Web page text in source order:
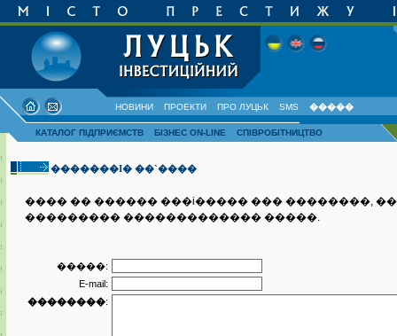
НОВИНИ ПРОЕКТИ ПРО ЛУЦЬК SMS �����
КАТАЛОГ ПІДПРИЄМСТВ БІЗНЕС ON-LINE СПІВРОБІТНИЦТВО
�������I� ��`����
���� �� ������ ���i����� ��� ��������,
��������� ������������� �����.
�����:
E-mail:
��������: